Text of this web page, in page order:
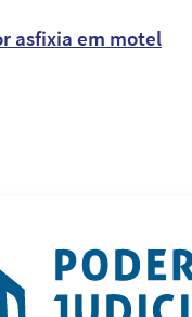
asfixia em motel